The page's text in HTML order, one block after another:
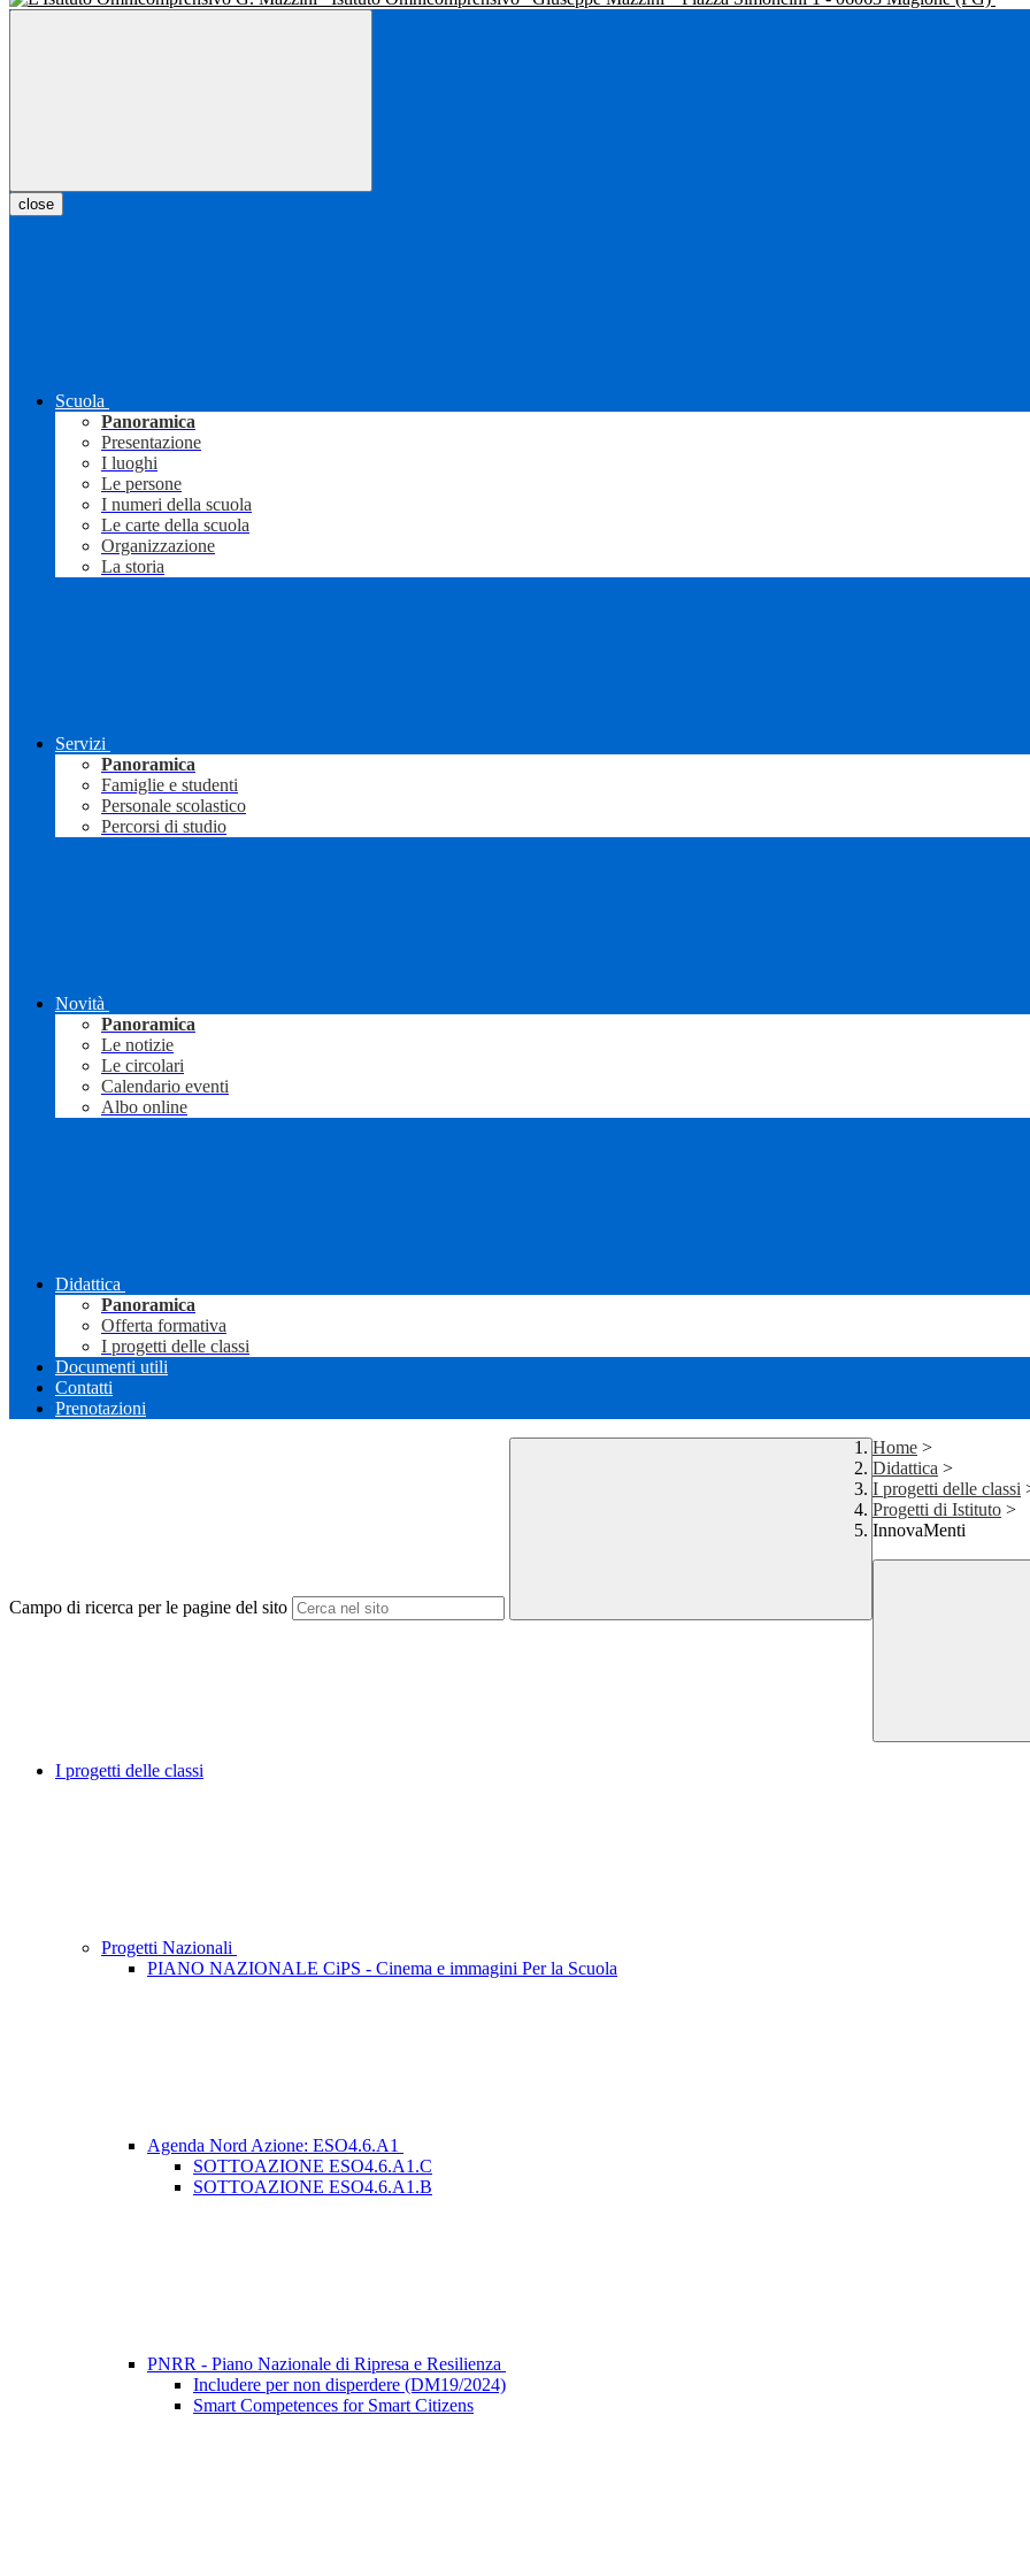
close
Scuola
Panoramica
Presentazione
I luoghi
Le persone
I numeri della scuola
Le carte della scuola
Organizzazione
La storia
Servizi
Panoramica
Famiglie e studenti
Personale scolastico
Percorsi di studio
Novità
Panoramica
Le notizie
Le circolari
Calendario eventi
Albo online
Didattica
Panoramica
Offerta formativa
I progetti delle classi
Documenti utili
Contatti
Prenotazioni
Campo di ricerca per le pagine del sito
Home >
Didattica >
I progetti delle classi
Progetti di Istituto >
InnovaMenti
I progetti delle classi
Progetti Nazionali
PIANO NAZIONALE CiPS - Cinema e immagini Per la Scuola
Agenda Nord Azione: ESO4.6.A1
SOTTOAZIONE ESO4.6.A1.C
SOTTOAZIONE ESO4.6.A1.B
PNRR - Piano Nazionale di Ripresa e Resilienza
Includere per non disperdere (DM19/2024)
Smart Competences for Smart Citizens